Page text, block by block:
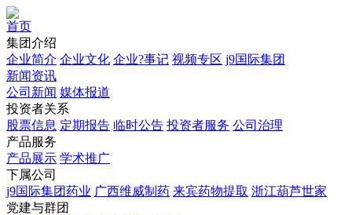
首页
集团介绍
企业简介 企业文化 企业?事记 视频专区 j9国际集团
新闻资讯
公司新闻 媒体报道
投资者关系
股票信息 定期报告 临时公告 投资者服务 公司治理
产品服务
产品展示 学术推广
下属公司
j9国际集团药业 广西维威制药 来宾药物提取 浙江葫芦世家
党建与群团